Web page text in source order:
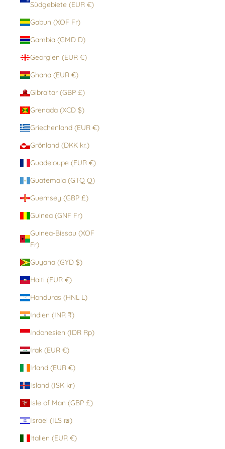
Südgebiete (EUR €)
Gabun (XOF Fr)
Gambia (GMD D)
Georgien (EUR €)
Ghana (EUR €)
Gibraltar (GBP £)
Grenada (XCD $)
Griechenland (EUR €)
Grönland (DKK kr.)
Guadeloupe (EUR €)
Guatemala (GTQ Q)
Guernsey (GBP £)
Guinea (GNF Fr)
Guinea-Bissau (XOF
Fr)
Guyana (GYD $)
Haiti (EUR €)
Honduras (HNL L)
Indien (INR ₹)
Indonesien (IDR Rp)
Irak (EUR €)
Irland (EUR €)
Island (ISK kr)
Isle of Man (GBP £)
Israel (ILS ₪)
Italien (EUR €)